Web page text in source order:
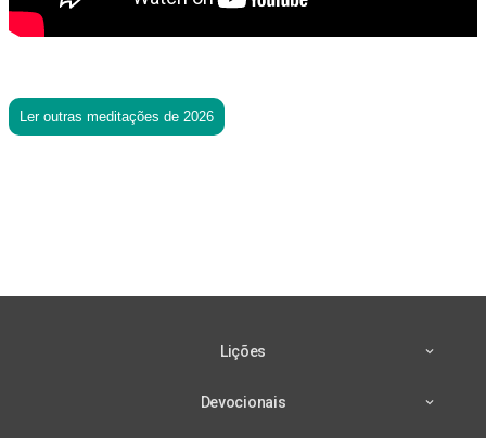
Ler outras meditações de 2026
Lições
Devocionais